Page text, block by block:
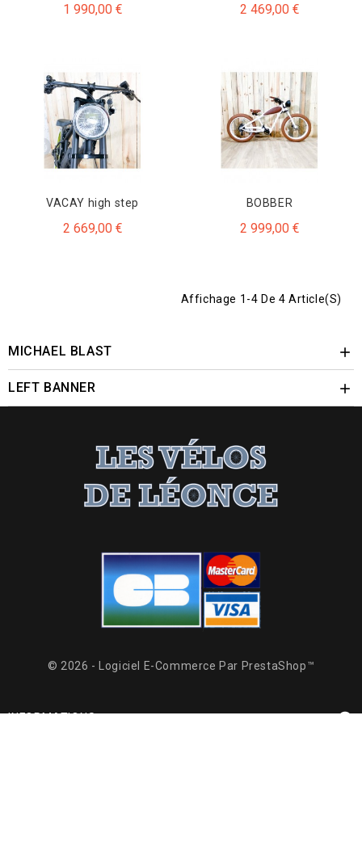
1 990,00 € 2 469,00 €
VACAY high step
2 669,00 €
BOBBER
2 999,00 €
Affichage 1-4 De 4 Article(s)
MICHAEL BLAST 
LEFT BANNER 
© 2026 - Logiciel E-Commerce Par PrestaShop™
INFORMATIONS 